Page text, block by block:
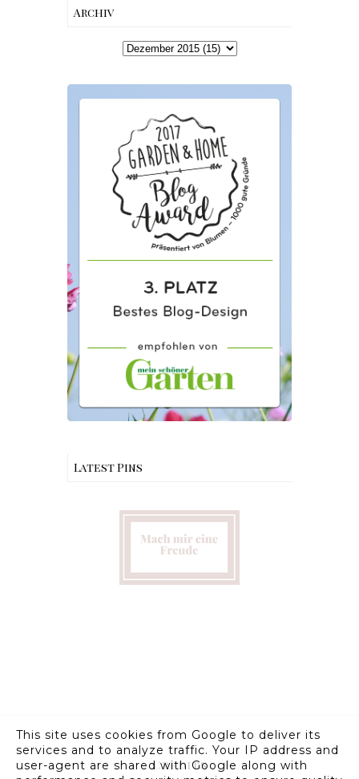
Archiv
Latest Pins
Credits
This site uses cookies from Google to deliver its
services and to analyze traffic. Your IP address and
user-agent are shared with Google along with